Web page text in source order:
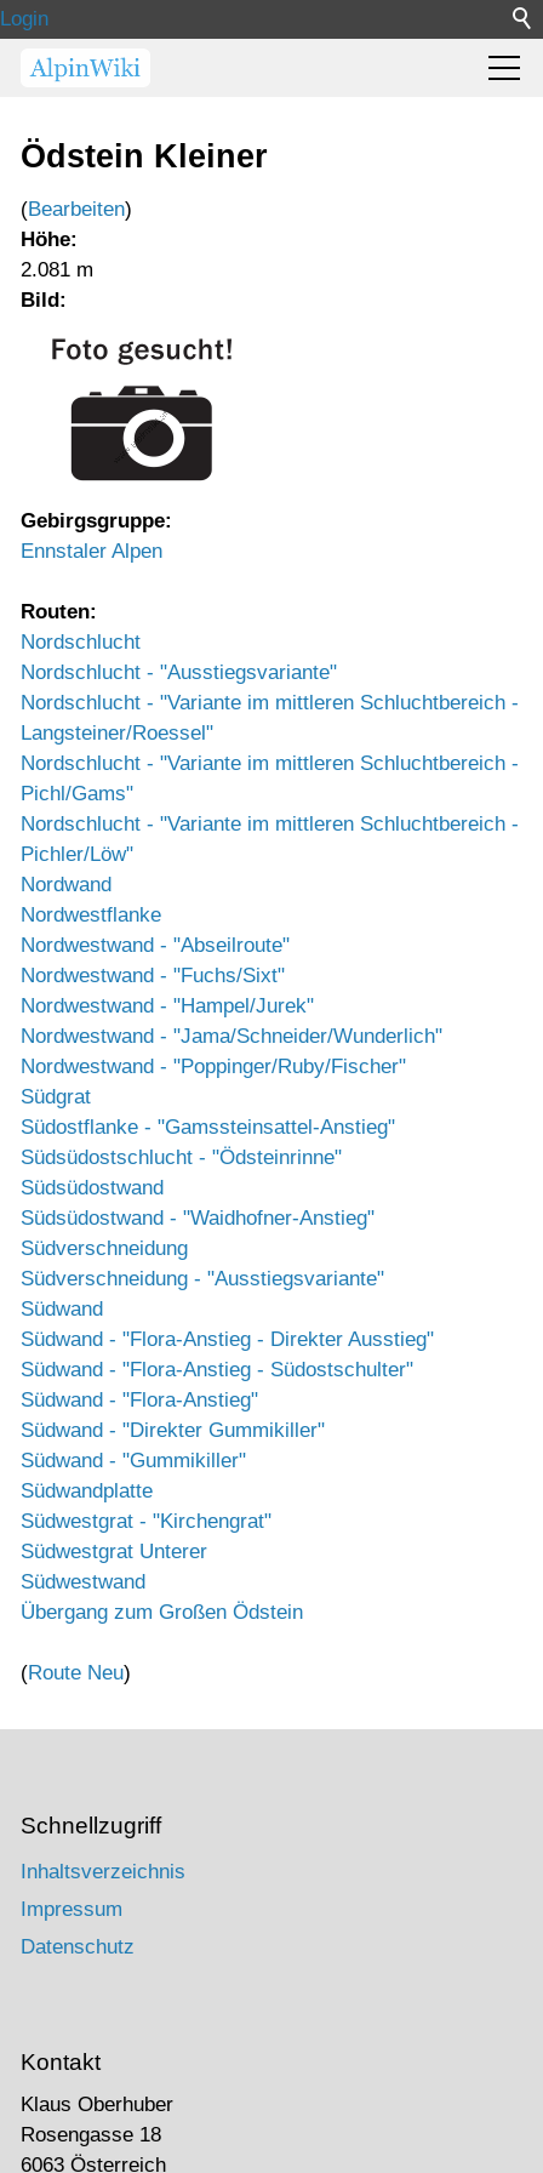
Login
Ödstein Kleiner
(Bearbeiten)
Höhe:
2.081 m
Bild:
Gebirgsgruppe:
Ennstaler Alpen
Routen:
Nordschlucht
Nordschlucht - "Ausstiegsvariante"
Nordschlucht - "Variante im mittleren Schluchtbereich -
Langsteiner/Roessel"
Nordschlucht - "Variante im mittleren Schluchtbereich -
Pichl/Gams"
Nordschlucht - "Variante im mittleren Schluchtbereich -
Pichler/Löw"
Nordwand
Nordwestflanke
Nordwestwand - "Abseilroute"
Nordwestwand - "Fuchs/Sixt"
Nordwestwand - "Hampel/Jurek"
Nordwestwand - "Jama/Schneider/Wunderlich"
Nordwestwand - "Poppinger/Ruby/Fischer"
Südgrat
Südostflanke - "Gamssteinsattel-Anstieg"
Südsüdostschlucht - "Ödsteinrinne"
Südsüdostwand
Südsüdostwand - "Waidhofner-Anstieg"
Südverschneidung
Südverschneidung - "Ausstiegsvariante"
Südwand
Südwand - "Flora-Anstieg - Direkter Ausstieg"
Südwand - "Flora-Anstieg - Südostschulter"
Südwand - "Flora-Anstieg"
Südwand - "Direkter Gummikiller"
Südwand - "Gummikiller"
Südwandplatte
Südwestgrat - "Kirchengrat"
Südwestgrat Unterer
Südwestwand
Übergang zum Großen Ödstein
(Route Neu)
Schnellzugriff
Inhaltsverzeichnis
Impressum
Datenschutz
Kontakt
Klaus Oberhuber
Rosengasse 18
6063 Österreich